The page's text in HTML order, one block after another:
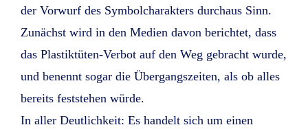
der Vorwurf des Symbolcharakters durchaus Sinn.
Zunächst wird in den Medien davon berichtet, dass
das Plastiktüten-Verbot auf den Weg gebracht wurde,
und benennt sogar die Übergangszeiten, als ob alles
bereits feststehen würde.
In aller Deutlichkeit: Es handelt sich um einen